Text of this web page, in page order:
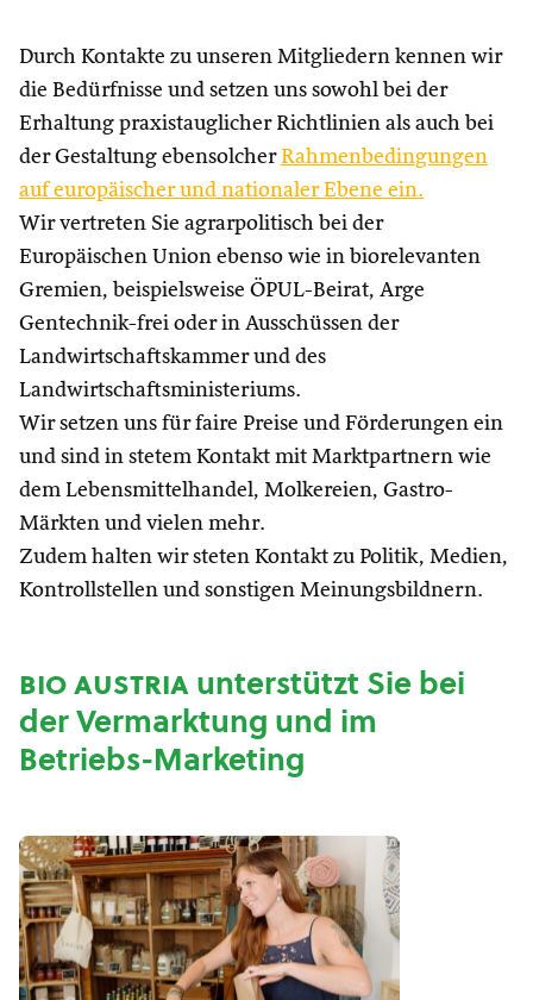
Durch Kontakte zu unseren Mitgliedern kennen wir
die Bedürfnisse und setzen uns sowohl bei der
Erhaltung praxistauglicher Richtlinien als auch bei
der Gestaltung ebensolcher Rahmenbedingungen
auf europäischer und nationaler Ebene ein.
Wir vertreten Sie agrarpolitisch bei der
Europäischen Union ebenso wie in biorelevanten
Gremien, beispielsweise ÖPUL-Beirat, Arge
Gentechnik-frei oder in Ausschüssen der
Landwirtschaftskammer und des
Landwirtschaftsministeriums.
Wir setzen uns für faire Preise und Förderungen ein
und sind in stetem Kontakt mit Marktpartnern wie
dem Lebensmittelhandel, Molkereien, Gastro-
Märkten und vielen mehr.
Zudem halten wir steten Kontakt zu Politik, Medien,
Kontrollstellen und sonstigen Meinungsbildnern.
bio austriaunterstützt Sie bei
der Vermarktung und im
Betriebs-Marketing